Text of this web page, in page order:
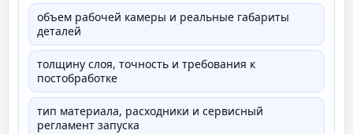
объем рабочей камеры и реальные габариты
деталей
толщину слоя, точность и требования к
постобработке
тип материала, расходники и сервисный
регламент запуска